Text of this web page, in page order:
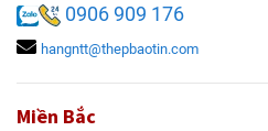
0906 909 176
hangntt@thepbaotin.com
Miền Bắc